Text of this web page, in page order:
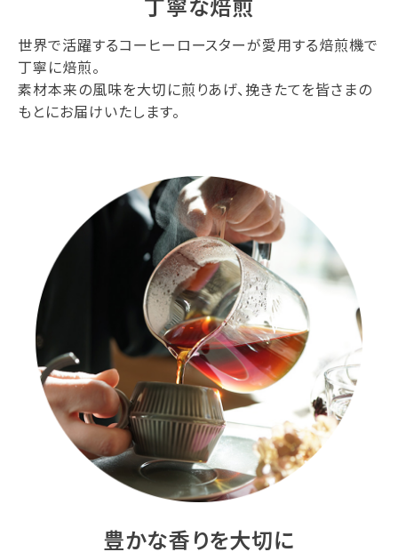
世界で活躍するコーヒーロースターが愛用する焙煎機で
丁寧に焙煎。
素材本来の風味を大切に煎りあげ、挽きたてを皆さまの
もとにお届けいたします。
豊かな香りを大切に